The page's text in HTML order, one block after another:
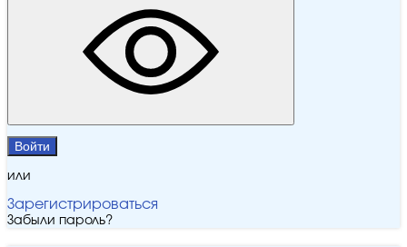
Войти
или
Зарегистрироваться
Забыли пароль?